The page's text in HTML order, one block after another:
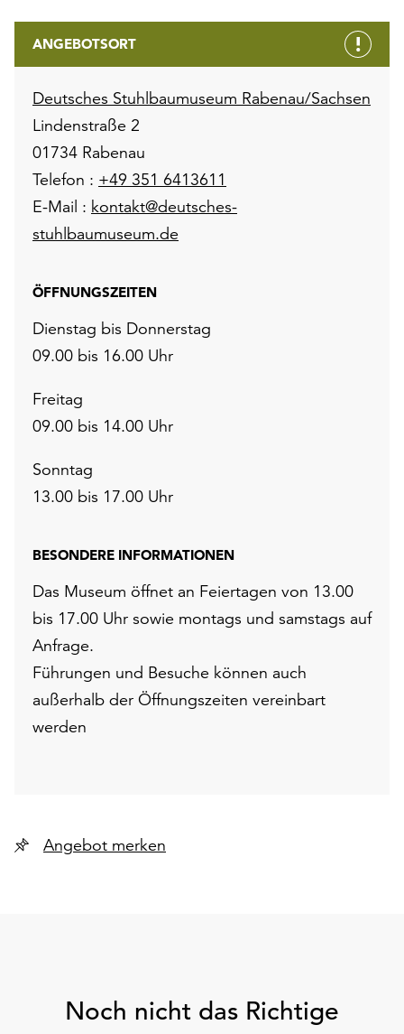
ANGEBOTSORT
Deutsches Stuhlbaumuseum Rabenau/Sachsen
Lindenstraße 2
01734 Rabenau
Telefon : +49 351 6413611
E-Mail : kontakt@deutsches-
stuhlbaumuseum.de
ÖFFNUNGSZEITEN
Dienstag bis Donnerstag
09.00 bis 16.00 Uhr
Freitag
09.00 bis 14.00 Uhr
Sonntag
13.00 bis 17.00 Uhr
BESONDERE INFORMATIONEN
Das Museum öffnet an Feiertagen von 13.00
bis 17.00 Uhr sowie montags und samstags auf
Anfrage.
Führungen und Besuche können auch
außerhalb der Öffnungszeiten vereinbart
werden
Angebot merken
Noch nicht das Richtige